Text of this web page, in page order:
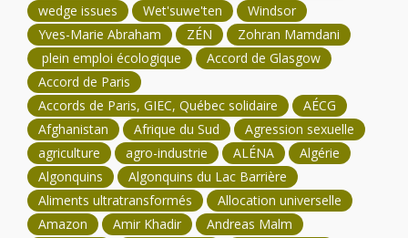
wedge issues
Wet'suwe'ten
Windsor
Yves-Marie Abraham
ZÉN
Zohran Mamdani
plein emploi écologique
Accord de Glasgow
Accord de Paris
Accords de Paris, GIEC, Québec solidaire
AÉCG
Afghanistan
Afrique du Sud
Agression sexuelle
agriculture
agro-industrie ALÉNA
Algérie
Algonquins
Algonquins du Lac Barrière
Aliments ultratransformés
Allocation universelle
Amazon
Amir Khadir Andreas Malm